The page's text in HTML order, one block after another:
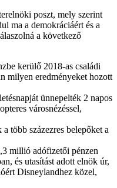
poszt, mely szerint
ma a demokráciáért és a
a következő
kerülő 2018-as családi
milyen eredményeket hozott
ünnepelték 2 napos
városnézéssel,
több százezres belepőket a
millió adófizetői pénzen
és utasítást adott elnök úr,
Disneylandhez közel,